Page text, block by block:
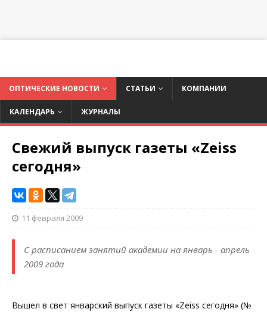
ОПТИЧЕСКИЕ НОВОСТИ СТАТЬИ КОМПАНИИ
КАЛЕНДАРЬ ЖУРНАЛЫ
Свежий выпуск газеты «Zeiss
сегодня»
11 февраля 2009
С расписанием занятий академии на январь - апрель
2009 года
Вышел в свет январский выпуск газеты «Zeiss сегодня» (№